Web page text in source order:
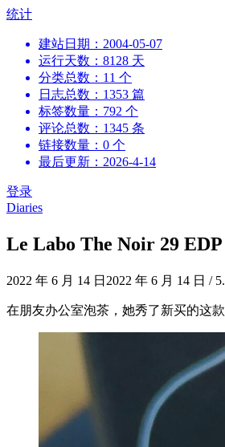
跳
统计
建站日期：2004-05-07
运行天数：8128 天
分类总数：11 个
日志总数：1353 篇
标签数量：792 个
评论总数：1345 条
链接数量：0 个
最后更新：2026-4-14
登录
Diaries
Le Labo The Noir 29
2022 年 6 月 14 日 2022 年 6 月 14 日 /
在朋友办公室泡茶，她秀了新买的这